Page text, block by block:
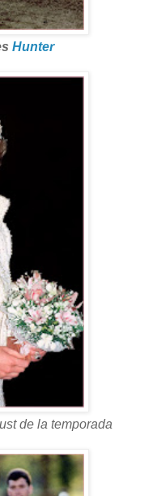
Hunter
de la temporada